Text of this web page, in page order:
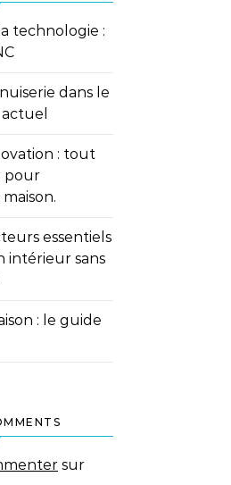
technologie :
dans le
: tout
pour
essentiels
intérieur sans
: le guide
sur